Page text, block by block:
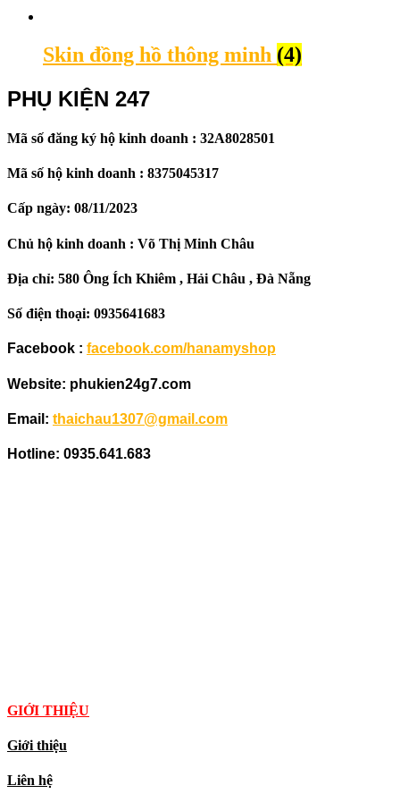
Skin đồng hồ thông minh (4)
PHỤ KIỆN 247
Mã số đăng ký hộ kinh doanh : 32A8028501
Mã số hộ kinh doanh : 8375045317
Cấp ngày: 08/11/2023
Chủ hộ kinh doanh : Võ Thị Minh Châu
Địa chỉ: 580 Ông Ích Khiêm , Hải Châu , Đà Nẵng
Số điện thoại: 0935641683
Facebook : facebook.com/hanamyshop
Website: phukien24g7.com
Email: thaichau1307@gmail.com
Hotline: 0935.641.683
GIỚI THIỆU
Giới thiệu
Liên hệ